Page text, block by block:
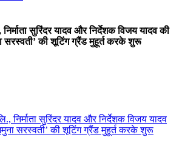
सुरिंदर यादव और निर्देशक विजय यादव की
सरस्वती’ की शूटिंग ग्रैंड मुहूर्त करके शुरू